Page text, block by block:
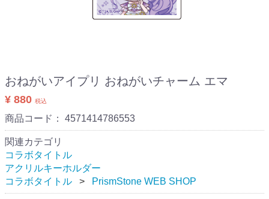
おねがいアイプリ おねがいチャーム エマ
¥ 880 税込
商品コード： 4571414786553
関連カテゴリ
コラボタイトル
アクリルキーホルダー
コラボタイトル
PrismStone WEB SHOP